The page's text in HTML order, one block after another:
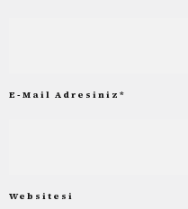
E-Mail Adresiniz *
Websitesi